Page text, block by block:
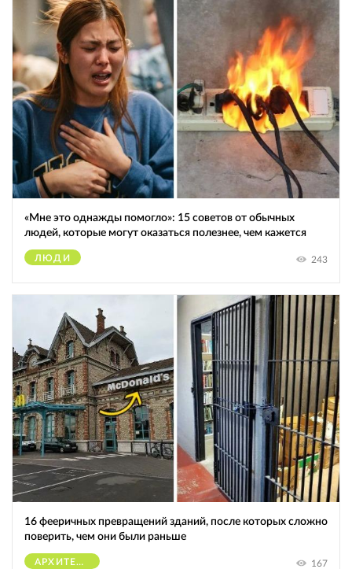
«Мне это однажды помогло»: 15 советов от обычных
людей, которые могут оказаться полезнее, чем кажется
ЛЮДИ 243
16 фееричных превращений зданий, после которых сложно
поверить, чем они были раньше
АРХИТЕКТУРА 167